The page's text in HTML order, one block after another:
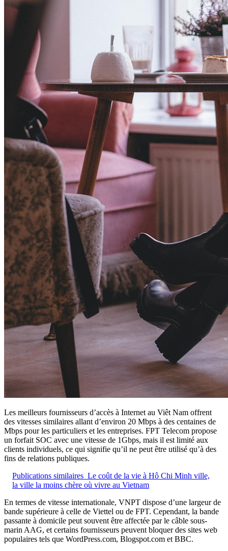
Les meilleurs fournisseurs d’accès à Internet au Viêt Nam offrent
des vitesses similaires allant d’environ 20 Mbps à des centaines de
Mbps pour les particuliers et les entreprises. FPT Telecom propose
un forfait SOC avec une vitesse de 1Gbps, mais il est limité aux
clients individuels, ce qui signifie qu’il ne peut être utilisé qu’à des
fins de relations publiques.
Publications similaires Le coût de la vie à Hô Chi Minh ville,
la ville la moins chère où vivre au Vietnam
En termes de vitesse internationale, VNPT dispose d’une largeur de
bande supérieure à celle de Viettel ou de FPT. Cependant, la bande
passante à domicile peut souvent être affectée par le câble sous-
marin AAG, et certains fournisseurs peuvent bloquer des sites web
populaires tels que WordPress.com, Blogspot.com et BBC.